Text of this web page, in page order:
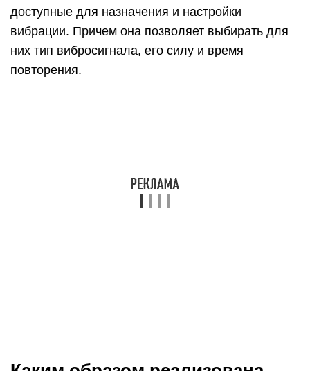
вибрации. Но так было не всегда. Первые
мобильные устройства не умели вибрировать.
Они были очень большими по сравнению с
сегодняшними аппаратами. Их можно было с
уменьшились. И появилась возможно узнавать о
вызовах средствами вибрации. Впервые